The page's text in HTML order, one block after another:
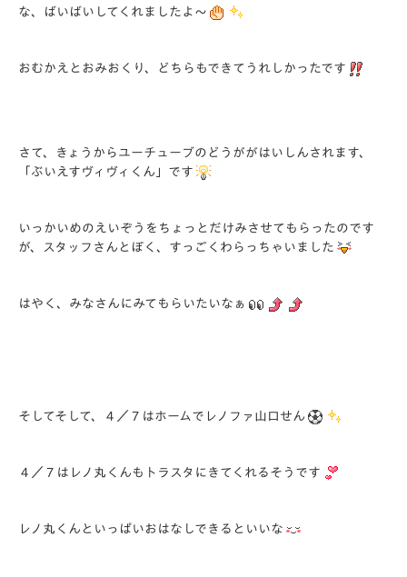
な、ばいばいしてくれましたよ～
おむかえとおみおくり、どちらもできてうれしかったです
さて、きょうからユーチューブのどうががはいしんされます、
「ぶいえすヴィヴィくん」です
いっかいめのえいぞうをちょっとだけみさせてもらったのです
が、スタッフさんとぼく、すっごくわらっちゃいました
はやく、みなさんにみてもらいたいなぁ
そしてそして、４／７はホームでレノファ山口せん
４／７はレノ丸くんもトラスタにきてくれるそうです
レノ丸くんといっぱいおはなしできるといいな